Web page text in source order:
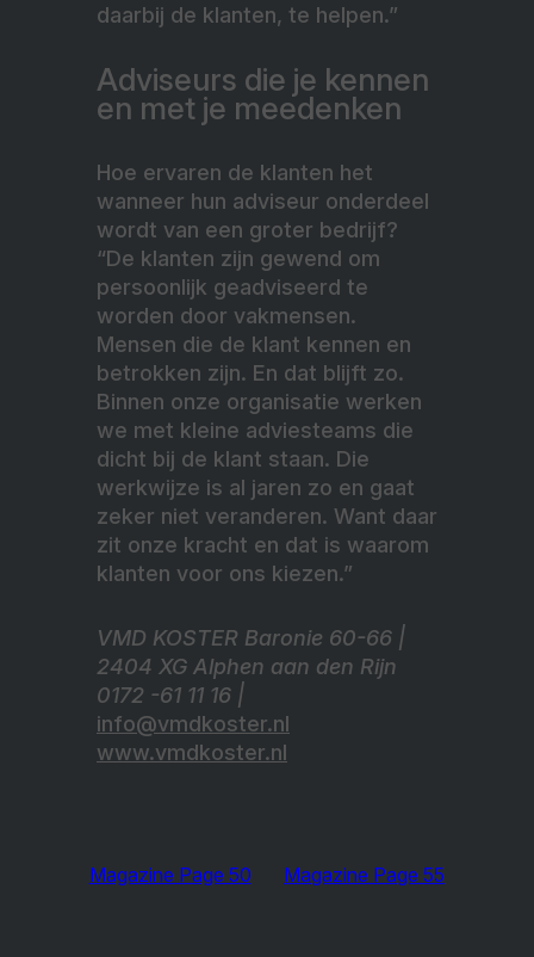
daarbij de klanten, te helpen.”
Adviseurs die je kennen
en met je meedenken
Hoe ervaren de klanten het
wanneer hun adviseur onderdeel
wordt van een groter bedrijf?
“De klanten zijn gewend om
persoonlijk geadviseerd te
worden door vakmensen.
Mensen die de klant kennen en
betrokken zijn. En dat blijft zo.
Binnen onze organisatie werken
we met kleine adviesteams die
dicht bij de klant staan. Die
werkwijze is al jaren zo en gaat
zeker niet veranderen. Want daar
zit onze kracht en dat is waarom
klanten voor ons kiezen.”
VMD KOSTER Baronie 60-66 |
2404 XG Alphen aan den Rijn
0172 -61 11 16 |
info@vmdkoster.nl
www.vmdkoster.nl
Magazine Page 50 Magazine Page 55